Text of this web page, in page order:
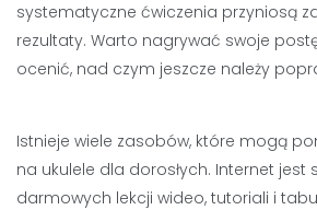
systematyczne ćwiczenia przyniosą
rezultaty. Warto nagrywać swoje
ocenić, nad czym jeszcze należy
Istnieje wiele zasobów, które mogą
na ukulele dla dorosłych. Internet jest
darmowych lekcji wideo, tutoriali i